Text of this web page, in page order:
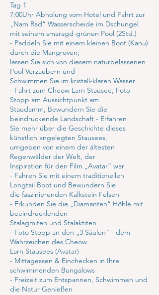
Tag 1
7:00Uhr Abholung vom Hotel und Fahrt zur
„Nam Rad“ Wasserscheide im Dschungel
mit seinem smaragd-grünen Pool (2Std.)
- Paddeln Sie mit einem kleinen Boot (Kanu)
durch die Mangroven;
lassen Sie sich von diesem naturbelassenen
Pool Verzaubern und
Schwimmen Sie im kristall-klaren Wasser
- Fahrt zum Cheow Larn Stausee, Foto
Stopp am Aussichtpunkt am
Staudamm, Bewundern Sie die
beindruckende Landschaft - Erfahren
Sie mehr über die Geschichte dieses
künstlich angelegten Stausees,
umgeben von einem der ältesten
Regenwälder der Welt, der
Inspiration für den Film „Avatar“ war
- Fahren Sie mit einem traditionellen
Longtail Boot und Bewundern Sie
die faszinierenden Kalkstein Felsen
- Erkunden Sie die „Diamanten“ Höhle mit
beeindrucklenden
Stalagmiten und Stalaktiten
- Foto Stopp an den „3 Säulen“ - dem
Wahrzeichen des Cheow
Larn Stausees (Avatar)
- Mittagessen & Einchecken in Ihre
schwimmenden Bungalows
- Freizeit zum Entspannen, Schwimmen und
die Natur Genießen